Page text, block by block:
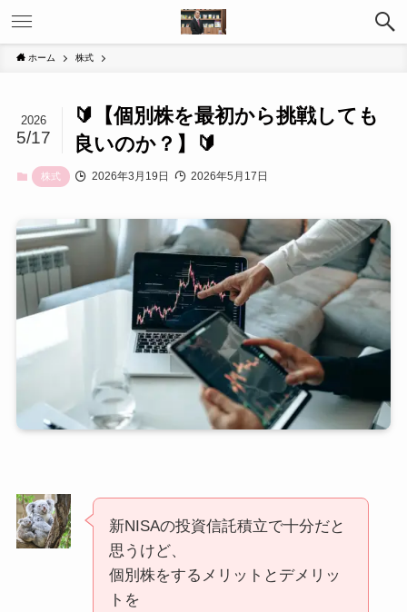
ホーム 株式
🔰【個別株を最初から挑戦しても
良いのか？】🔰
2026
5/17
株式 2026年3月19日 2026年5月17日
新NISAの投資信託積立で十分だと
思うけど、
個別株をするメリットとデメリッ
トを